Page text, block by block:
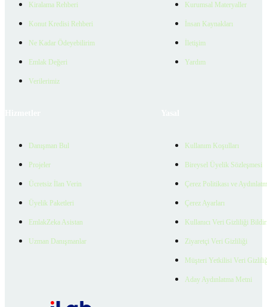
Kiralama Rehberi
Konut Kredisi Rehberi
Ne Kadar Ödeyebilirim
Emlak Değeri
Verilerimiz
Kurumsal Materyaller
İnsan Kaynakları
İletişim
Yardım
Danışman Bul
Projeler
Ücretsiz İlan Verin
Üyelik Paketleri
EmlakZeka Asistan
Uzman Danışmanlar
Kullanım Koşulları
Bireysel Üyelik Sözleşmesi
Çerez Politikası ve
Çerez Ayarları
Kullanıcı Veri Gizliliği
Ziyaretçi Veri Gizliliği
Müşteri Yetkilisi Veri
Aday Aydınlatma Metni